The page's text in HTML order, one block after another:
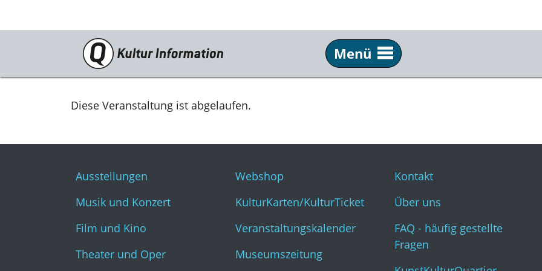
Menü
Veranstaltungen
Ausstellungen
Theater und Oper
Literatur
Service
Museumszeitung
Diese Veranstaltung ist abgelaufen.
Ausstellungen
Musik und Konzert
Film und Kino
Theater und Oper
Webshop
KulturKarten/KulturTicket
Veranstaltungskalender
Museumszeitung
Kontakt
Über uns
FAQ - häufig gestellte
Fragen